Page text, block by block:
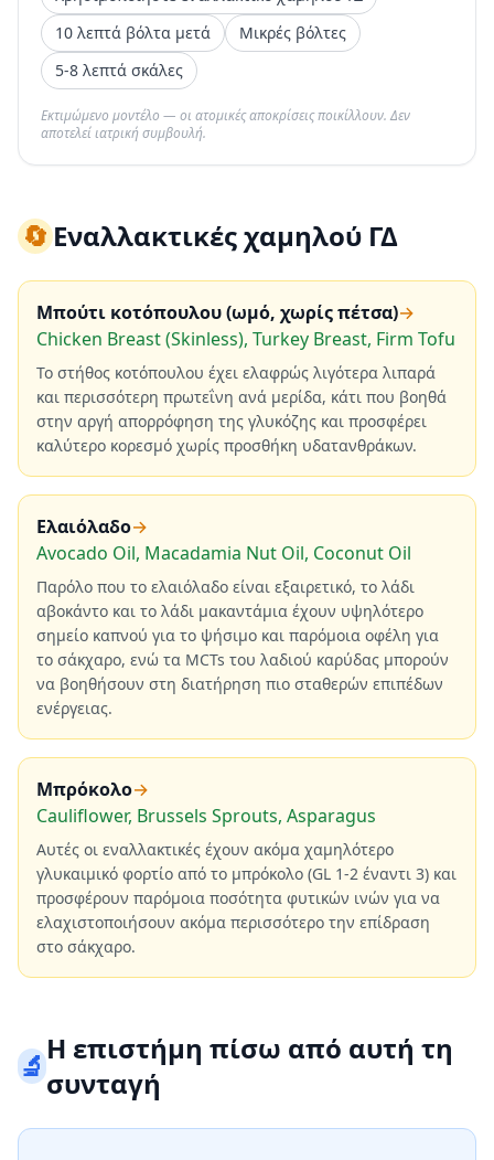
10 λεπτά βόλτα μετά
Μικρές βόλτες
5-8 λεπτά σκάλες
Εκτιμώμενο μοντέλο — οι ατομικές αποκρίσεις ποικίλλουν. Δεν
αποτελεί ιατρική συμβουλή.
🔄Εναλλακτικές χαμηλού ΓΔ
Μπούτι κοτόπουλου (ωμό, χωρίς πέτσα)→
Chicken Breast (Skinless), Turkey Breast, Firm Tofu
Το στήθος κοτόπουλου έχει ελαφρώς λιγότερα λιπαρά
και περισσότερη πρωτεΐνη ανά μερίδα, κάτι που βοηθά
στην αργή απορρόφηση της γλυκόζης και προσφέρει
καλύτερο κορεσμό χωρίς προσθήκη υδατανθράκων.
Ελαιόλαδο→
Avocado Oil, Macadamia Nut Oil, Coconut Oil
Παρόλο που το ελαιόλαδο είναι εξαιρετικό, το λάδι
αβοκάντο και το λάδι μακαντάμια έχουν υψηλότερο
σημείο καπνού για το ψήσιμο και παρόμοια οφέλη για
το σάκχαρο, ενώ τα MCTs του λαδιού καρύδας μπορούν
να βοηθήσουν στη διατήρηση πιο σταθερών επιπέδων
ενέργειας.
Μπρόκολο→
Cauliflower, Brussels Sprouts, Asparagus
Αυτές οι εναλλακτικές έχουν ακόμα χαμηλότερο
γλυκαιμικό φορτίο από το μπρόκολο (GL 1-2 έναντι 3) και
προσφέρουν παρόμοια ποσότητα φυτικών ινών για να
ελαχιστοποιήσουν ακόμα περισσότερο την επίδραση
στο σάκχαρο.
🔬Η επιστήμη πίσω από αυτή τη
συνταγή